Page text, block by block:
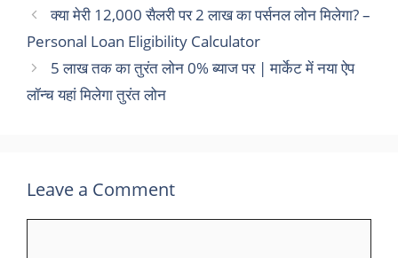
क्या मेरी 12,000 सैलरी पर 2 लाख का पर्सनल लोन मिलेगा? –
Personal Loan Eligibility Calculator
5 लाख तक का तुरंत लोन 0% ब्याज पर | मार्केट में नया ऐप
लॉन्च यहां मिलेगा तुरंत लोन
Leave a Comment